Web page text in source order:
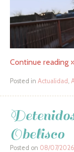
Continue reading
Posted in Actualidad
Obelisco
Posted on 08/07/2026